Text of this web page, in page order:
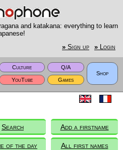
and katakana: everything to learn
» Sign up » Login
Culture
Q/A
Shop
YouTube Games
Search Add a firstname
of the day All first names